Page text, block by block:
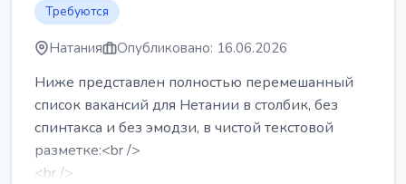
Требуются
Натания Опубликовано: 16.06.2026
Ниже представлен полностью перемешанный
список вакансий для Нетании в столбик, без
спинтакса и без эмодзи, в чистой текстовой
разметке:<br />
<br />